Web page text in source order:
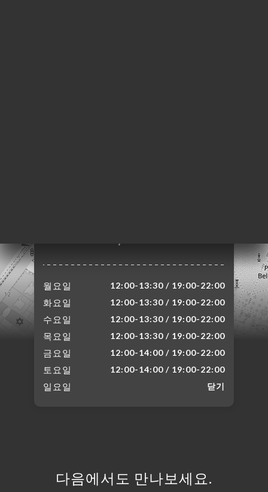
월요일 12:00-13:30 / 19:00-22:00
화요일 12:00-13:30 / 19:00-22:00
수요일 12:00-13:30 / 19:00-22:00
목요일 12:00-13:30 / 19:00-22:00
금요일 12:00-14:00 / 19:00-22:00
토요일 12:00-14:00 / 19:00-22:00
일요일 닫기
다음에서도 만나보세요.